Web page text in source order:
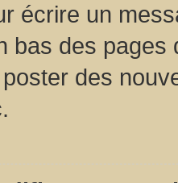
écrire un
bas des
poster des